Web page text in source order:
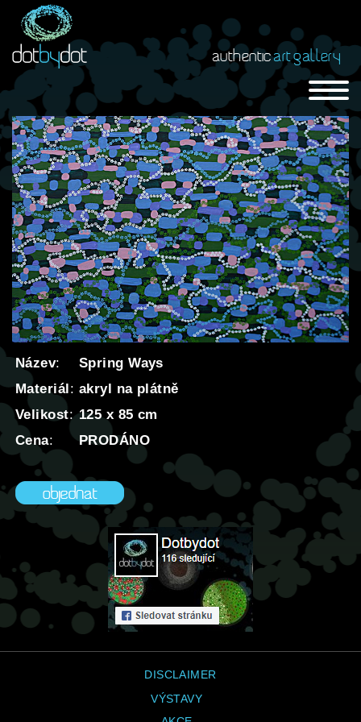
authenticart gallery
Název:
Spring Ways
Materiál : akryl na plátně
Velikost: 125 x 85 cm
Cena: PRODÁNO
DISCLAIMER
VÝSTAVY